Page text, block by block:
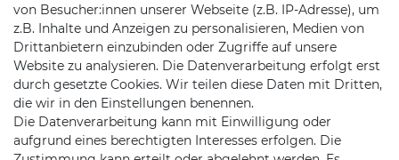
Telefon:0451/29360810
Mail:info@netshop25.de
Auf der Wasch 6
23611 Bad Schwartau
von Besucher:innen unserer Webseite (z.B. IP-Adresse), um
z.B. Inhalte und Anzeigen zu personalisieren, Medien von
Drittanbietern einzubinden oder Zugriffe auf unsere
Website zu analysieren. Die Datenverarbeitung erfolgt erst
durch gesetzte Cookies. Wir teilen diese Daten mit Dritten,
die wir in den Einstellungen benennen.
Die Datenverarbeitung kann mit Einwilligung oder
aufgrund eines berechtigten Interesses erfolgen. Die